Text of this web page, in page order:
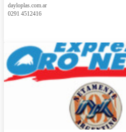
dayloplas.com.ar
0291 4512416